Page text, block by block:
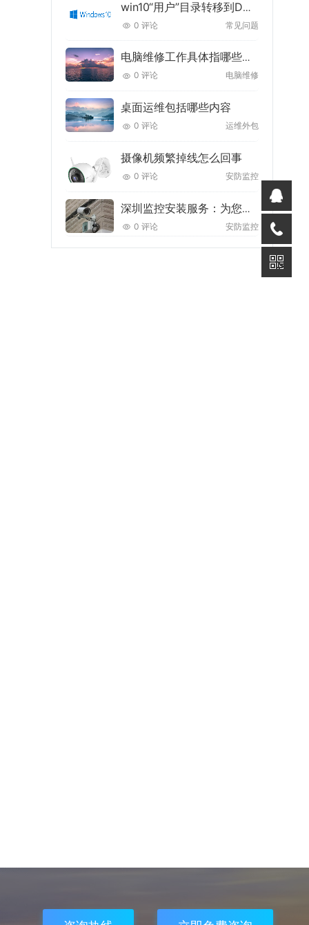
win10“用户”目录转移到D盘的最佳方法
0 评论 常见问题
电脑维修工作具体指哪些内容
0 评论 电脑维修
桌面运维包括哪些内容
0 评论 运维外包
摄像机频繁掉线怎么回事
0 评论 安防监控
深圳监控安装服务：为您的安全保驾护航
0 评论 安防监控